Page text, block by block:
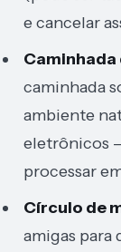
e cancelar
caminhada
ambiente
eletrônicos
processar
Círculo de
amigas para